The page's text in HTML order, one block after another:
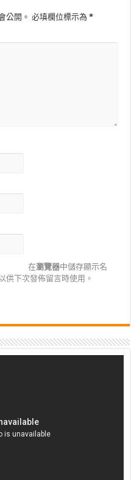
公開。 必填欄位標示為*
在瀏覽器中儲存顯示名
供下次發佈留言時使用。